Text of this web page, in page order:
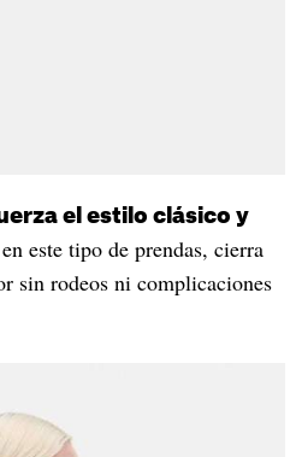
el estilo clásico y
este tipo de prendas, cierra
sin rodeos ni complicaciones